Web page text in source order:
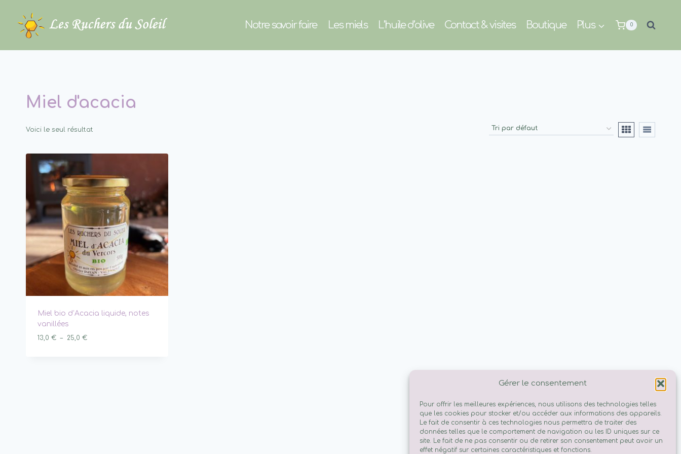
Gérer le consentement
Pour offrir les meilleures expériences, nous utilisons des technologies telles
que les cookies pour stocker et/ou accéder aux informations des appareils.
Le fait de consentir à ces technologies nous permettra de traiter des
données telles que le comportement de navigation ou les ID uniques sur ce
site. Le fait de ne pas consentir ou de retirer son consentement peut avoir un
effet négatif sur certaines caractéristiques et fonctions.
contenu
Notre savoir faire Les miels L’huile d’olive Contact & visites Boutique Plus 0
Miel d'acacia
Voici le seul résultat
Miel bio d’Acacia liquide, notes
vanillées
13,0 € – 25,0 €Plage